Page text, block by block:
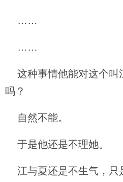
……
……
这种事情他能对这个叫
吗？
自然不能。
于是他还是不理她。
江与夏还是不生气，只